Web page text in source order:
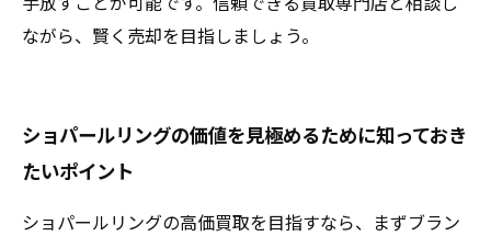
ながら、賢く売却を目指しましょう。
ショパールリングの価値を見極めるために知っておき
たいポイント
ショパールリングの高価買取を目指すなら、まずブラン